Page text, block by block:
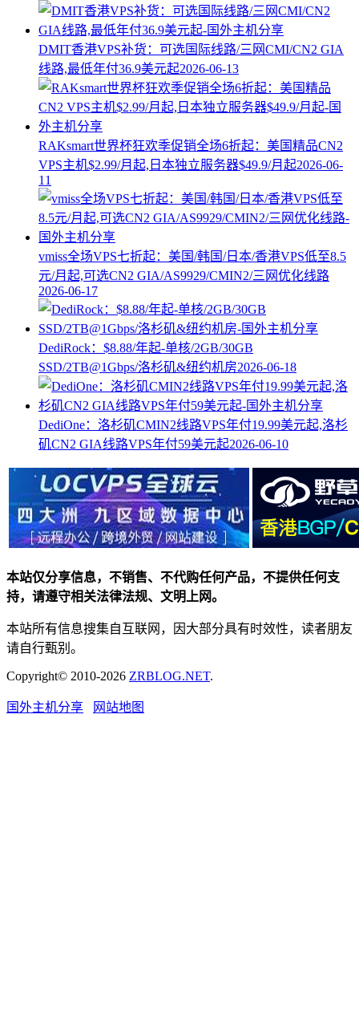
DMIT香港VPS补货：可选国际线路/三网CMI/CN2 GIA
线路,最低年付36.9美元起2026-06-13
RAKsmart世界杯狂欢季促销全场6折起：美国精品CN2
VPS主机$2.99/月起,日本独立服务器$49.9/月起2026-06-
11
vmiss全场VPS七折起：美国/韩国/日本/香港VPS低至8.5
元/月起,可选CN2 GIA/AS9929/CMIN2/三网优化线路
2026-06-17
DediRock：$8.88/年起-单核/2GB/30GB
SSD/2TB@1Gbps/洛杉矶&纽约机房2026-06-18
DediOne：洛杉矶CMIN2线路VPS年付19.99美元起,洛杉
矶CN2 GIA线路VPS年付59美元起2026-06-10
本站仅分享信息，不销售、不代购任何产品，不提供任何支
持，请遵守相关法律法规、文明上网。
本站所有信息搜集自互联网，因大部分具有时效性，读者朋友
请自行甄别。
Copyright© 2010-2026 ZRBLOG.NET.
国外主机分享 网站地图